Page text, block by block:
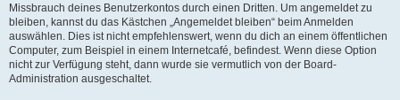
Missbrauch deines Benutzerkontos durch einen Dritten. Um angemeldet zu
bleiben, kannst du das Kästchen „Angemeldet bleiben“ beim Anmelden
auswählen. Dies ist nicht empfehlenswert, wenn du dich an einem öffentlichen
Computer, zum Beispiel in einem Internetcafé, befindest. Wenn diese Option
nicht zur Verfügung steht, dann wurde sie vermutlich von der Board-
Administration ausgeschaltet.